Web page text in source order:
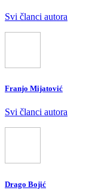
Svi članci autora
Franjo Mijatović
Svi članci autora
Drago Bojić